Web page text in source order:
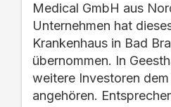
Medical GmbH aus
Unternehmen hat
Krankenhaus in Bad
übernommen. In
weitere Investoren
angehören.